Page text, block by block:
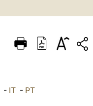
ITALIANO
- IT - PT